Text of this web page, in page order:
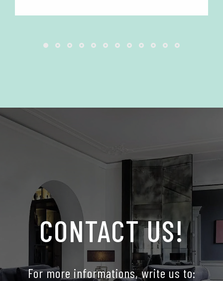
CONTACT US!
For more informations, write us to: